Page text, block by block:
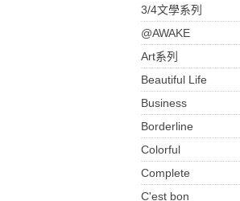
3/4文學系列
@AWAKE
Art系列
Beautiful Life
Business
Borderline
Colorful
Complete
C'est bon